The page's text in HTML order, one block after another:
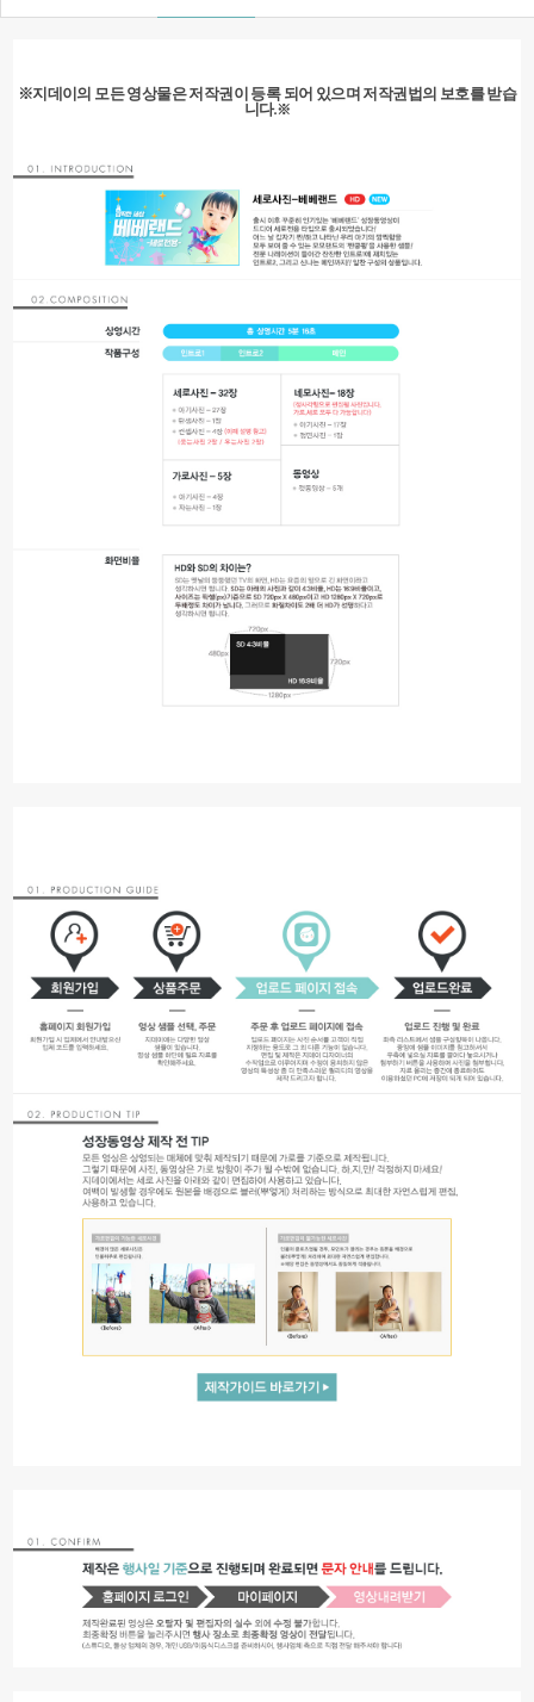
※지데이의 모든 영상물은 저작권이 등록 되어 있으며 저작권법의 보호를 받습
니다.※